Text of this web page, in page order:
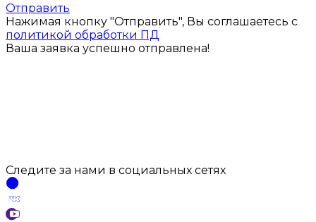
Отправить
Нажимая кнопку "Отправить", Вы соглашаетесь с
политикой обработки ПД
Ваша заявка успешно отправлена!
Следите за нами в социальных сетях